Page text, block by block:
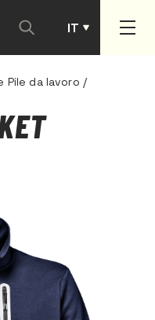
IT
PT
Pile da lavoro /